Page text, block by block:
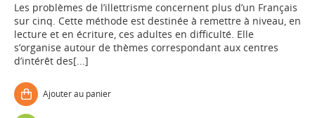
Les problèmes de l’illettrisme concernent plus d’un Français
sur cinq. Cette méthode est destinée à remettre à niveau, en
lecture et en écriture, ces adultes en difficulté. Elle
s’organise autour de thèmes correspondant aux centres
d’intérêt des[...]
Ajouter au panier